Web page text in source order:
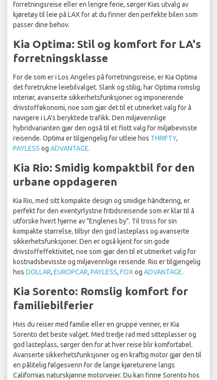
forretningsreise eller en lengre ferie, sørger Kias utvalg av
kjøretøy til leie på LAX for at du finner den perfekte bilen som
passer dine behov.
Kia Optima: Stil og komfort for LA's
forretningsklasse
For de som er i Los Angeles på forretningsreise, er Kia Optima
det foretrukne leiebilvalget. Slank og stilig, har Optima romslig
interiør, avanserte sikkerhetsfunksjoner og imponerende
drivstofføkonomi, noe som gjør det til et utmerket valg for å
navigere i LA's beryktede trafikk. Den miljøvennlige
hybridvarianten gjør den også til et flott valg for miljøbevisste
reisende. Optima er tilgjengelig for utleie hos THRIFTY,
PAYLESS og ADVANTAGE.
Kia Rio: Smidig kompaktbil for den
urbane oppdageren
Kia Rio, med sitt kompakte design og smidige håndtering, er
perfekt for den eventyrlystne fritidsreisende som er klar til å
utforske hvert hjørne av "Englenes by". Til tross for sin
kompakte størrelse, tilbyr den god lasteplass og avanserte
sikkerhetsfunksjoner. Den er også kjent for sin gode
drivstoffeffektivitet, noe som gjør den til et utmerket valg for
kostnadsbevisste og miljøvennlige reisende. Rio er tilgjengelig
hos DOLLAR, EUROPCAR, PAYLESS, FOX og ADVANTAGE.
Kia Sorento: Romslig komfort for
familiebilferier
Hvis du reiser med familie eller en gruppe venner, er Kia
Sorento det beste valget. Med tredje rad med sitteplasser og
god lasteplass, sørger den for at hver reise blir komfortabel.
Avanserte sikkerhetsfunksjoner og en kraftig motor gjør den til
en pålitelig følgesvenn for de lange kjøreturene langs
Californias naturskjønne motorveier. Du kan finne Sorento hos